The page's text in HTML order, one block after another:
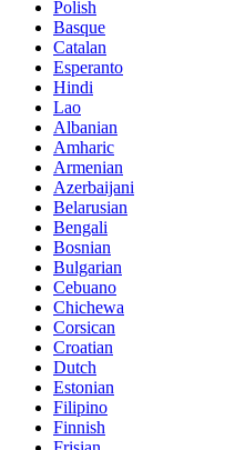
Polish
Basque
Catalan
Esperanto
Hindi
Lao
Albanian
Amharic
Armenian
Azerbaijani
Belarusian
Bengali
Bosnian
Bulgarian
Cebuano
Chichewa
Corsican
Croatian
Dutch
Estonian
Filipino
Finnish